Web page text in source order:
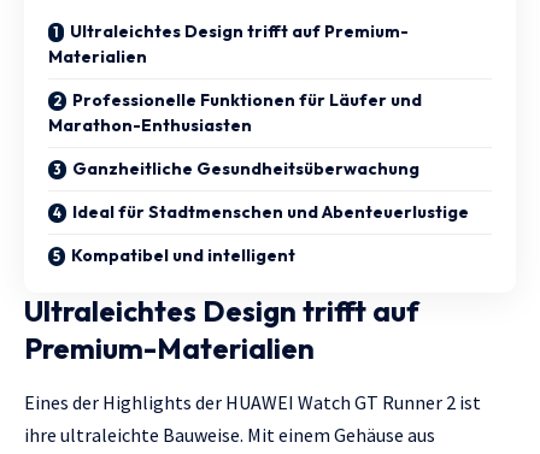
Ultraleichtes Design trifft auf Premium-
Materialien
Professionelle Funktionen für Läufer und
Marathon-Enthusiasten
Ganzheitliche Gesundheitsüberwachung
Ideal für Stadtmenschen und Abenteuerlustige
Kompatibel und intelligent
Ultraleichtes Design trifft auf
Premium-Materialien
Eines der Highlights der HUAWEI Watch GT Runner 2 ist
ihre ultraleichte Bauweise. Mit einem Gehäuse aus